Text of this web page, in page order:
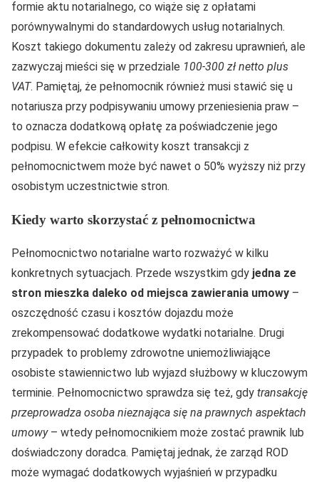
formie aktu notarialnego, co wiąże się z opłatami
porównywalnymi do standardowych usług notarialnych.
Koszt takiego dokumentu zależy od zakresu uprawnień, ale
zazwyczaj mieści się w przedziale 100-300 zł netto plus
VAT. Pamiętaj, że pełnomocnik również musi stawić się u
notariusza przy podpisywaniu umowy przeniesienia praw –
to oznacza dodatkową opłatę za poświadczenie jego
podpisu. W efekcie całkowity koszt transakcji z
pełnomocnictwem może być nawet o 50% wyższy niż przy
osobistym uczestnictwie stron.
Kiedy warto skorzystać z pełnomocnictwa
Pełnomocnictwo notarialne warto rozważyć w kilku
konkretnych sytuacjach. Przede wszystkim gdy jedna ze
stron mieszka daleko od miejsca zawierania umowy –
oszczędność czasu i kosztów dojazdu może
zrekompensować dodatkowe wydatki notarialne. Drugi
przypadek to problemy zdrowotne uniemożliwiające
osobiste stawiennictwo lub wyjazd służbowy w kluczowym
terminie. Pełnomocnictwo sprawdza się też, gdy transakcję
przeprowadza osoba nieznająca się na prawnych aspektach
umowy– wtedy pełnomocnikiem może zostać prawnik lub
doświadczony doradca. Pamiętaj jednak, że zarząd ROD
może wymagać dodatkowych wyjaśnień w przypadku